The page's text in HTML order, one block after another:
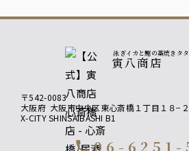
増えます）
泳ぎイカと鰹の藁焼きタ
寅八商店
〒542-0083
大阪府 大阪市中央区東心斎橋１丁目１８−
X-CITY SHINSAIBASHI B1
call 06-6251-